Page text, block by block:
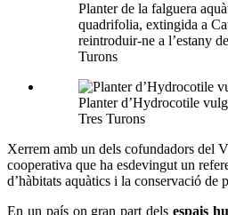
Planter de la falguera
quadrifolia, extingida a
reintroduir-ne a l’estany
Turons
Planter d’Hydrocotile
Tres Turons
Xerrem amb un dels cofundadors del
cooperativa que ha esdevingut un
d’hàbitats aquàtics i la conservació de
En un país on gran part dels espais